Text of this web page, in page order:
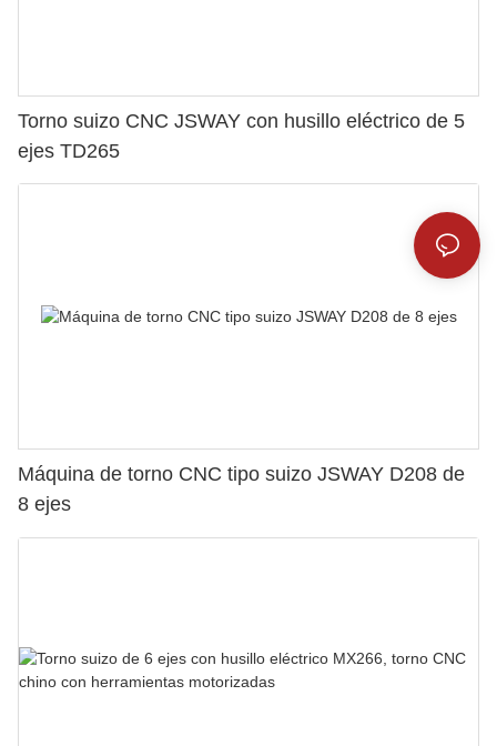
Torno suizo CNC JSWAY con husillo eléctrico de 5
ejes TD265
Máquina de torno CNC tipo suizo JSWAY D208 de
8 ejes